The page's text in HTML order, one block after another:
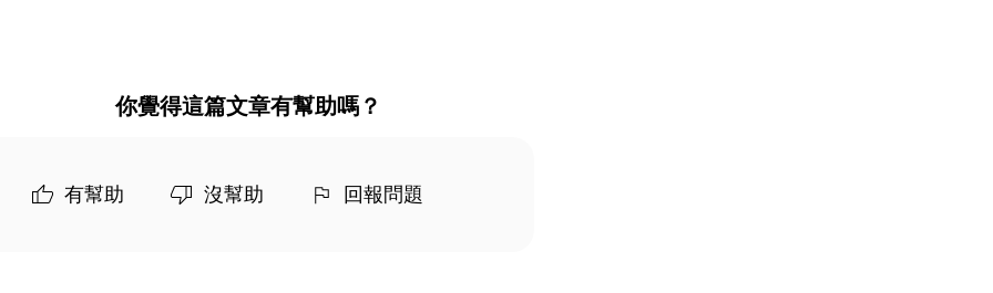
你覺得這篇文章有幫助嗎？
有幫助 沒幫助 回報問題